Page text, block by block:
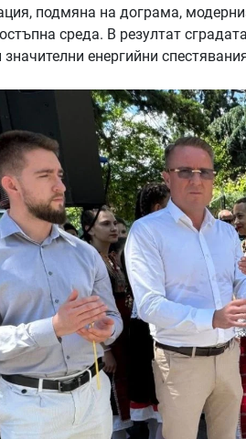
подмяна на дограма,
среда. В резултат
значителни енергийни